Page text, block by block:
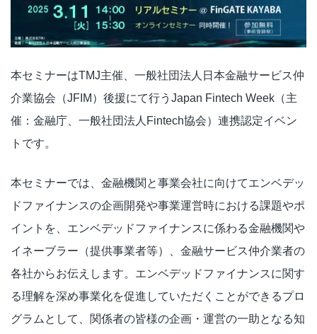
本セミナーはTMJ主催、一般社団法人日本金融サービス仲
介業協会（JFIM）後援にて行うJapan Fintech Week（主
催：金融庁、一般社団法人Fintech協会）連携認定イベン
トです。
本セミナーでは、金融機関と事業会社に向けてエンベデッ
ドファイナンスの企画開発や事業運営時における課題やポ
イントを、エンベデッドファイナンスに係わる金融機関や
イネーブラー（提供事業者等）、金融サービス仲介業者の
各社からお伝えします。エンベデッドファイナンスに関す
る理解を深め事業化を促進していただくことができるプロ
グラムとして、関係者の皆様の企画・運営の一助となる知